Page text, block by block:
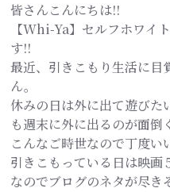
皆さんこんにちは!!
【Whi-Ya】セルフホワイ
す!!
最近、引きこもり生活に目
ん。
休みの日は外に出て遊びた
も週末に外に出るのが面倒
こんなご時世なので丁度い
引きこもっている日は映画
なのでブログのネタが尽き